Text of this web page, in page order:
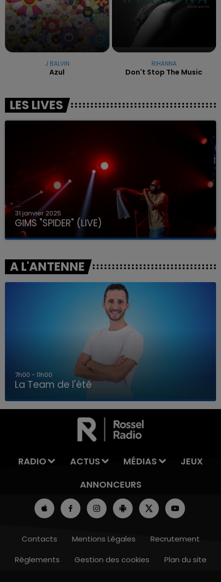
LA TEAM DE L'ÉTÉ
J BALVIN
Azul
RIHANNA
Don't Stop The Music
LES LIVES
31 janvier 2025
GIMS "SPIDER" (LIVE)
A L'ANTENNE
7h00 - 11h00
La Team de l'été
RADIO ACTUS MÉDIAS
JEUX
ANNONCEURS
Contacts Mentions Légales
Recrutement
Règlements
Gestion des cookies Plan du site